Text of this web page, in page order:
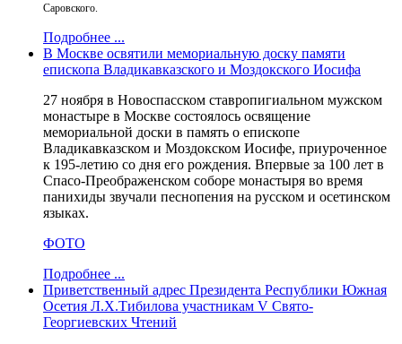
Саровского.
Подробнее ...
В Москве освятили мемориальную доску памяти
епископа Владикавказского и Моздокского Иосифа
27 ноября в Новоспасском ставропигиальном мужском
монастыре в Москве состоялось освящение
мемориальной доски в память о епископе
Владикавказском и Моздокском Иосифе, приуроченное
к 195-летию со дня его рождения. Впервые за 100 лет в
Спасо-Преображенском соборе монастыря во время
панихиды звучали песнопения на русском и осетинском
языках.
ФОТО
Подробнее ...
Приветственный адрес Президента Республики Южная
Осетия Л.Х.Тибилова участникам V Свято-
Георгиевских Чтений